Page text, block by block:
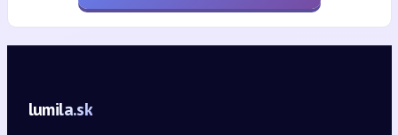
lumila.sk